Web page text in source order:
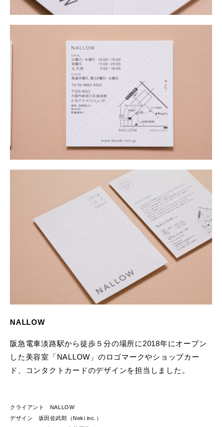
NALLOW
阪急電車淡路駅から徒歩５分の場所に2018年にオープン
した美容室「NALLOW」のロゴマークやショップカー
ド、コンタクトカードのデザインを担当しました。
クライアント NALLOW
デザイン 坂田佐武郎（Neki inc.）